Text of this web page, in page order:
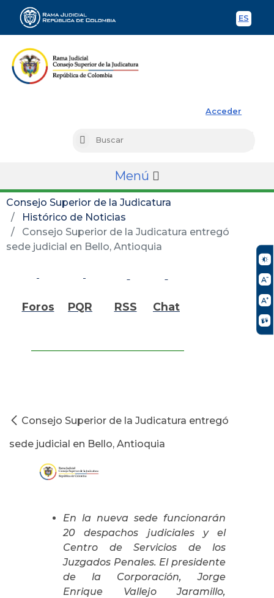
ES
Acceder
Buscar
Menú
Consejo Superior de la Judicatura
Histórico de Noticias
Consejo Superior de la Judicatura entregó
sede judicial en Bello, Antioquia
Foros PQR RSS Chat
Consejo Superior de la Judicatura entregó
sede judicial en Bello, Antioquia
En la nueva sede funcionarán
20 despachos judiciales y el
Centro de Servicios de los
Juzgados Penales. El presidente
de la Corporación, Jorge
Enrique Vallejo Jaramillo,